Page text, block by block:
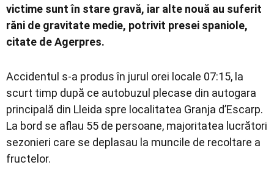
victime sunt în stare gravă, iar alte nouă au suferit
răni de gravitate medie, potrivit presei spaniole,
citate de Agerpres.
Accidentul s-a produs în jurul orei locale 07:15, la
scurt timp după ce autobuzul plecase din autogara
principală din Lleida spre localitatea Granja d’Escarp.
La bord se aflau 55 de persoane, majoritatea lucrători
sezonieri care se deplasau la muncile de recoltare a
fructelor.